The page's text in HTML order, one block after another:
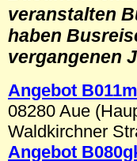
veranstalten
haben
vergangenen
Angebot
08280 Aue
Waldkirchner
Angebot